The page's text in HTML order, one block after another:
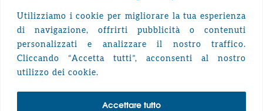
Utilizziamo i cookie per migliorare la tua esperienza
di navigazione, offrirti pubblicità o contenuti
personalizzati e analizzare il nostro traffico.
Cliccando “Accetta tutti”, acconsenti al nostro
utilizzo dei cookie.
Accettare tutto
Privacy Policy